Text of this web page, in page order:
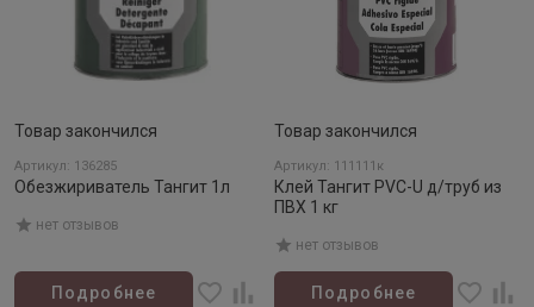
Товар закончился
Артикул: 136285
Обезжириватель Тангит 1л
нет отзывов
Подробнее
Товар закончился
Артикул: 111111к
Клей Тангит PVC-U д/труб из
ПВХ 1 кг
нет отзывов
Подробнее